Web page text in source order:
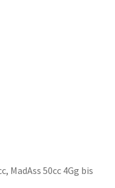
MadAss 50cc 4Gg bis